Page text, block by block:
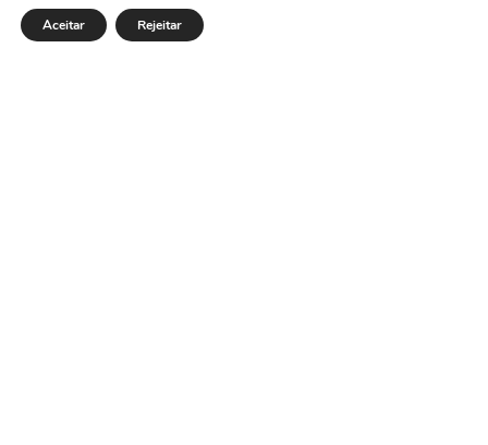
de Fátima, Itacarambi/MG – CEP: 39470-000 Email:
Telefone: Horário de Funcionamento: De segunda-à
Aceitar Rejeitar